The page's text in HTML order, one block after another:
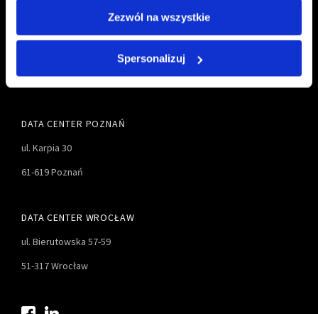
Zezwól na wszystkie
Spersonalizuj
61-619 Poznań
61 827-55-01
biuro@talex.pl
DATA CENTER POZNAŃ
ul. Karpia 30
61-619 Poznań
DATA CENTER WROCŁAW
ul. Bierutowska 57-59
51-317 Wrocław